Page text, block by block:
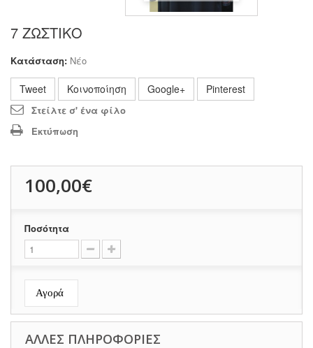
7 ΖΩΣΤΙΚΟ
Κατάσταση: Νέο
Tweet Κοινοποίηση Google+ Pinterest
Στείλτε σ' ένα φίλο
Εκτύπωση
100,00€
Ποσότητα
Αγορά
ΆΛΛΕΣ ΠΛΗΡΟΦΟΡΊΕΣ